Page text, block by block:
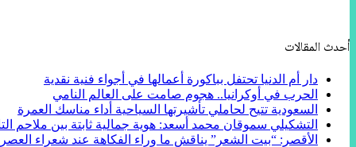
أحدث المقالات
دار أم الدنيا تحتفل بباكورة أعمالها في أجواء فنية نقدية
الحرب في أوكرانيا.. هجوم صامت على العالم النامي
السعودية تتيح لحاملي تأشيرتها السياحية أداء مناسك العمرة
التشكيلي سموقان محمد أسعد: هوية جمالية ثابتة بين ملاحم
الأقصر: “بيت الشعر” يناقش ما وراء الفكاهة عند شعراء